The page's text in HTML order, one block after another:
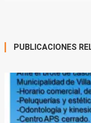
PUBLICACIONES